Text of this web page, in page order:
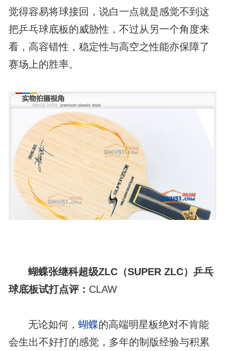
觉得容易将球接回，说白一点就是感觉不到这
把乒乓球底板的威胁性，不过从另一个角度来
看，高容错性，稳定性与高空之性能亦保障了
赛场上的胜率。
蝴蝶张继科超级ZLC（SUPER ZLC）乒乓
球底板试打点评： CLAW
无论如何，蝴蝶的高端明星板绝对不肯能
会生出不好打的感觉，多年的制版经验与积累